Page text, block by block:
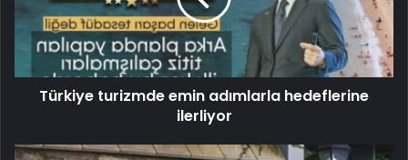
Türkiye turizmde emin adımlarla hedeflerine
ilerliyor